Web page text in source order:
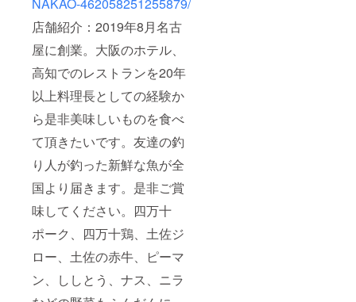
店舗紹介：2019年8月名古
屋に創業。大阪のホテル、
高知でのレストランを20年
以上料理長としての経験か
ら是非美味しいものを食べ
て頂きたいです。友達の釣
り人が釣った新鮮な魚が全
国より届きます。是非ご賞
味してください。四万十
ポーク、四万十鶏、土佐ジ
ロー、土佐の赤牛、ピーマ
ン、ししとう、ナス、ニラ